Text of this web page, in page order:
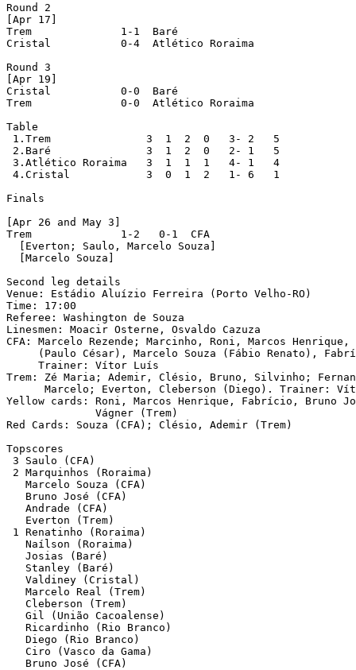
Round 2
[Apr 17]
Trem              1-1  Baré
Cristal           0-4  Atlético Roraima
Round 3
[Apr 19]
Cristal           0-0  Baré
Trem              0-0  Atlético Roraima
Table
1.Trem               3  1  2  0   3- 2   5
2.Baré               3  1  2  0   2- 1   5
3.Atlético Roraima   3  1  1  1   4- 1   4
4.Cristal            3  0  1  2   1- 6   1
Finals
[Apr 26 and May 3]
Trem              1-2   0-1  CFA
  [Everton; Saulo, Marcelo Souza]
  [Marcelo Souza]
Second leg details
Venue: Estádio Aluízio Ferreira (Porto Velho-RO)
Time: 17:00
Referee: Washington de Souza
Linesmen: Moacir Osterne, Osvaldo Cazuza
CFA: Marcelo Rezende; Marcinho, Roni, Marcos
(Paulo César), Marcelo Souza (Fábio Renato),
     Trainer: Vítor Luís
Trem: Zé Maria; Ademir, Clésio, Bruno, Silvinho;
Marcelo; Everton, Cleberson (Diego). Trainer:
Yellow cards: Roni, Marcos Henrique, Fabrício, Bruno
              Vágner (Trem)
Red Cards: Souza (CFA); Clésio, Ademir (Trem)
Topscores
3 Saulo (CFA)
2 Marquinhos (Roraima)
   Marcelo Souza (CFA)
   Bruno José (CFA)
   Andrade (CFA)
   Everton (Trem)
1 Renatinho (Roraima)
   Naílson (Roraima)
   Josias (Baré)
   Stanley (Baré)
   Valdiney (Cristal)
   Marcelo Real (Trem)
   Cleberson (Trem)
   Gil (União Cacoalense)
   Ricardinho (Rio Branco)
   Diego (Rio Branco)
   Ciro (Vasco da Gama)
   Bruno José (CFA)